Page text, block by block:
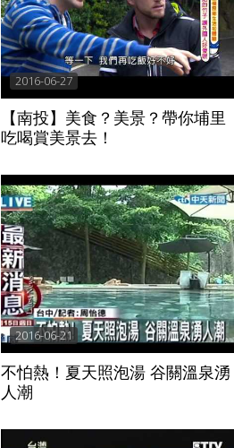
2016-06-27
【南投】美食？美景？帶你埔里
吃喝賞美景去！
2016-06-21
不怕熱！夏天照泡湯 谷關溫泉湧
人潮